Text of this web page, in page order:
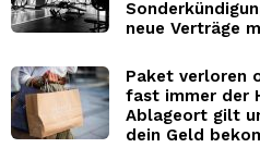
neue Verträge
Paket verloren
fast immer der
Ablageort gilt
dein Geld